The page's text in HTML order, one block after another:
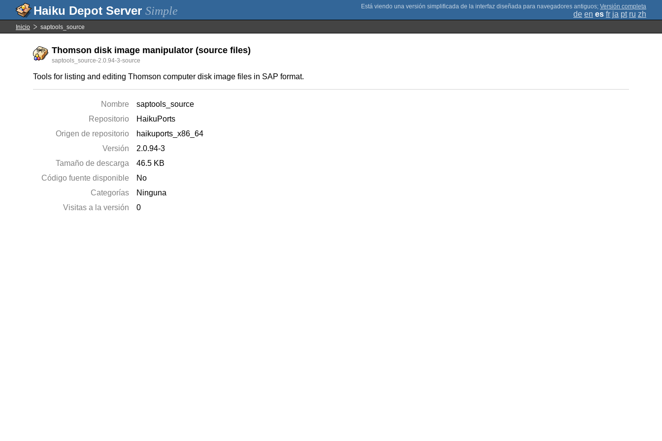
Simple ; Versión completa
de en es fr ja pt ru zh
Inicio saptools_source
Thomson disk image manipulator (source files)
saptools_source-2.0.94-3-source
Tools for listing and editing Thomson computer disk image files in SAP format.
Nombre
saptools_source
Repositorio
HaikuPorts
Origen de repositorio
haikuports_x86_64
Versión
2.0.94-3
Tamaño de descarga
46.5 KB
Código fuente disponible
No
Categorías
Ninguna
Visitas a la versión
0